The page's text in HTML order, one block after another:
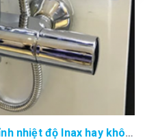
Có nên dùng sen cây điều chỉnh nhiệt độ Inax hay không?